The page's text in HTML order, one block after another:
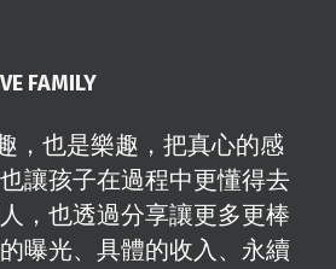
FAMILY
，也是樂趣，把真心的感
讓孩子在過程中更懂得去
，也透過分享讓更多更棒
曝光、具體的收入、永續